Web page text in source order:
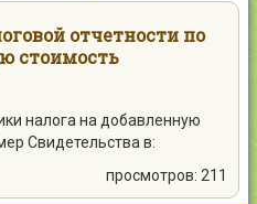
отчетности по
стоимость
налога на добавленную
Свидетельства в:
просмотров: 211